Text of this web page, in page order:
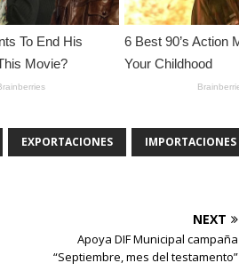
EXPORTACIONES IMPORTACIONES
NEXT
Apoya DIF Municipal campaña
“Septiembre, mes del testamento”